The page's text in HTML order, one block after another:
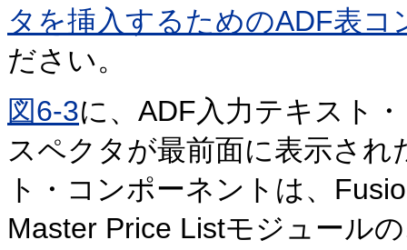
タを挿入するためのADF表コ
ださい。
図6-3に、ADF入力テキスト
スペクタが最前面に表示さ
ト・コンポーネントは、
Master Price Listモジュールの